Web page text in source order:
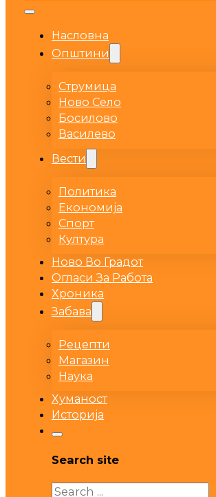
Насловна
Општини
Струмица
Ново Село
Босилово
Василево
Вести
Политика
Економија
Спорт
Култура
Ново Во Градот
Огласи За Работа
Хроника
Забава
Рецепти
Магазин
Наука
Хуманост
Историја
Search site
Search